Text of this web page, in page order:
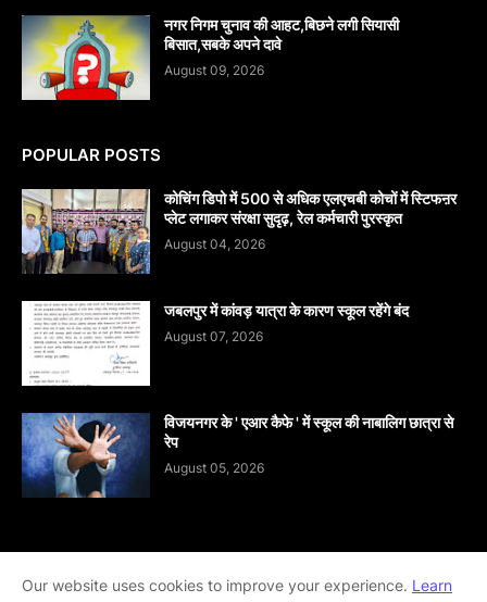
नगर निगम चुनाव की आहट,बिछने लगी सियासी
बिसात,सबके अपने दावे
August 09, 2026
POPULAR POSTS
कोचिंग डिपो में 500 से अधिक एलएचबी कोचों में स्टिफऩर
प्लेट लगाकर संरक्षा सुदृढ़, रेल कर्मचारी पुरस्कृत
August 04, 2026
जबलपुर में कांवड़ यात्रा के कारण स्कूल रहेंगे बंद
August 07, 2026
विजयनगर के ' एआर कैफे ' में स्कूल की नाबालिग छात्रा से
रेप
August 05, 2026
Home About contact-us Disclaimer
Our website uses cookies to improve your experience. Learn